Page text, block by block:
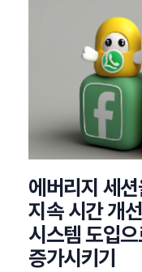
정부지원사업
에버리지 세
지속 시간 개
시스템 도입
증가시키기